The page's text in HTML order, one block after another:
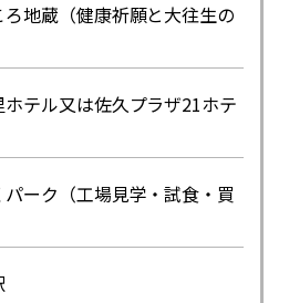
地蔵（健康祈願と大往生の
テル又は佐久プラザ21ホテ
ーク（工場見学・試食・買